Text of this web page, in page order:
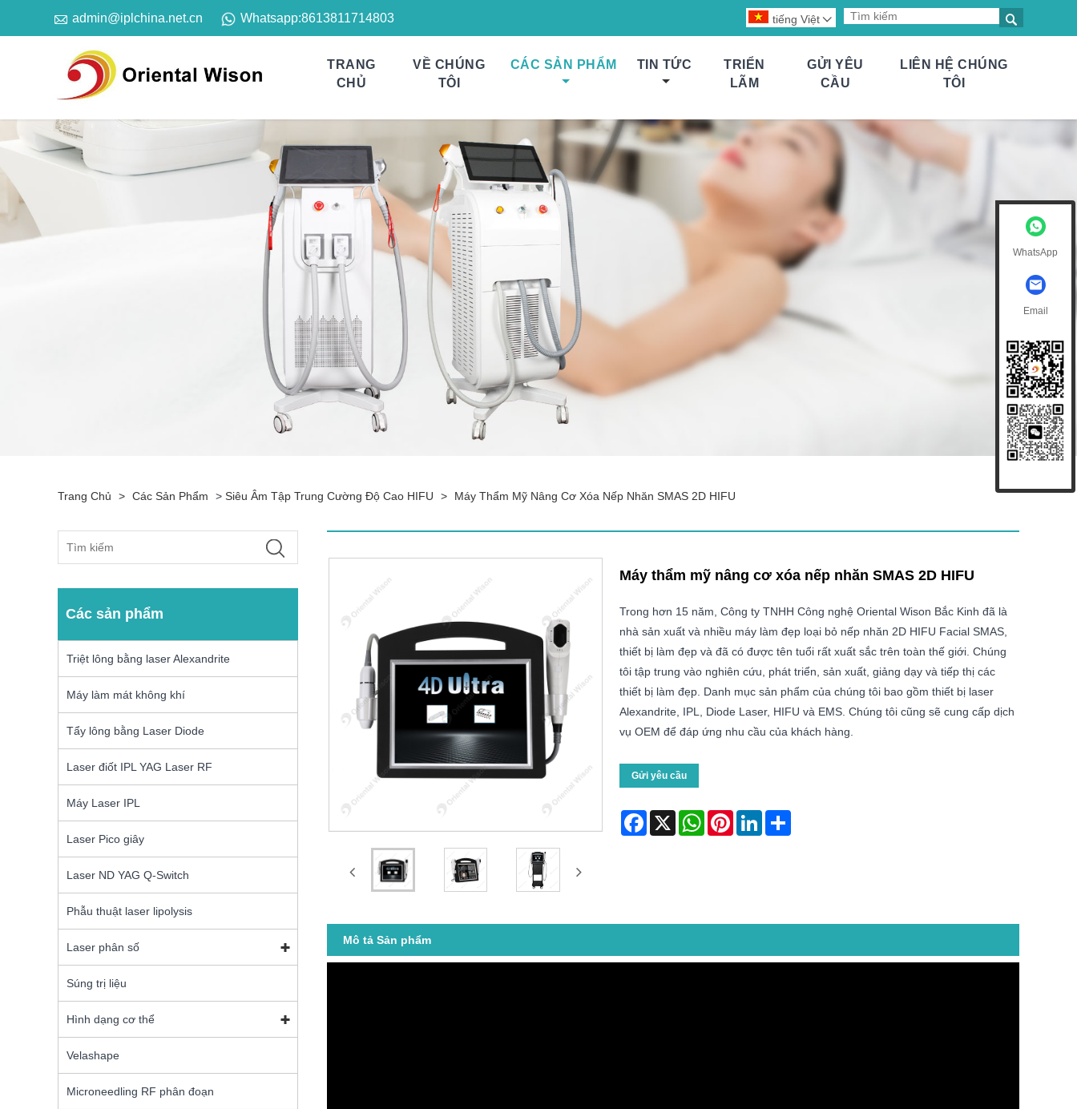
 admin@iplchina.net.cn Whatsapp:8613811714803 
tiếng Việt 
TRANG
CHỦ
VỀ CHÚNG
TÔI
CÁC SẢN PHẨM TIN TỨC
TRIỂN
LÃM
GỬI YÊU
CẦU
LIÊN HỆ CHÚNG
TÔI
Trang Chủ > Các Sản Phẩm > Siêu Âm Tập Trung Cường Độ Cao HIFU > Máy Thẩm Mỹ Nâng Cơ Xóa Nếp Nhăn SMAS 2D HIFU
Các sản phẩm
Triệt lông bằng laser Alexandrite
Máy làm mát không khí
Tẩy lông bằng Laser Diode
Laser điốt IPL YAG Laser RF
Máy Laser IPL
Laser Pico giây
Laser ND YAG Q-Switch
Phẫu thuật laser lipolysis
Laser phân số
Súng trị liệu
Hình dạng cơ thể
Velashape
Microneedling RF phân đoạn
Máy thẩm mỹ nâng cơ xóa nếp nhăn SMAS 2D HIFU
Trong hơn 15 năm, Công ty TNHH Công nghệ Oriental Wison Bắc Kinh đã là
nhà sản xuất và nhiều máy làm đẹp loại bỏ nếp nhăn 2D HIFU Facial SMAS,
thiết bị làm đẹp và đã có được tên tuổi rất xuất sắc trên toàn thế giới. Chúng
tôi tập trung vào nghiên cứu, phát triển, sản xuất, giảng dạy và tiếp thị các
thiết bị làm đẹp. Danh mục sản phẩm của chúng tôi bao gồm thiết bị laser
Alexandrite, IPL, Diode Laser, HIFU và EMS. Chúng tôi cũng sẽ cung cấp dịch
vụ OEM để đáp ứng nhu cầu của khách hàng.
Gửi yêu cầu
Facebook
X WhatsAppPinterestLinkedInShare
Mô tả Sản phẩm
WhatsApp
Email